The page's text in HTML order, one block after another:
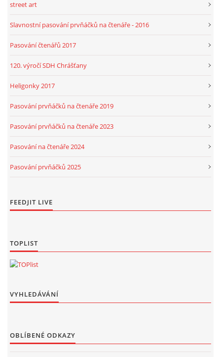
street art
Slavnostní pasování prvňáčků na čtenáře - 2016
Pasování čtenářů 2017
120. výročí SDH Chrášťany
Heligonky 2017
Pasování prvňáčků na čtenáře 2019
Pasování prvňáčků na čtenáře 2023
Pasování na čtenáře 2024
Pasování prvňáčků 2025
FEEDJIT LIVE
TOPLIST
VYHLEDÁVÁNÍ
OBLÍBENÉ ODKAZY